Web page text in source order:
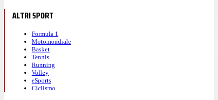
ALTRI SPORT
Formula 1
Motomondiale
Basket
Tennis
Running
Volley
eSports
Ciclismo